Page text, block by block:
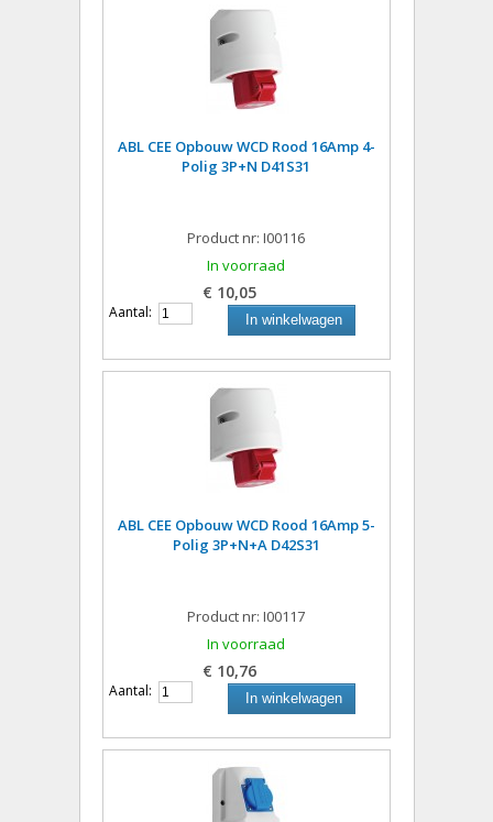
ABL CEE Opbouw WCD Rood 16Amp 4-
Polig 3P+N D41S31
Product nr: I00116
In voorraad
€ 10,05
Aantal: In winkelwagen
ABL CEE Opbouw WCD Rood 16Amp 5-
Polig 3P+N+A D42S31
Product nr: I00117
In voorraad
€ 10,76
Aantal: In winkelwagen